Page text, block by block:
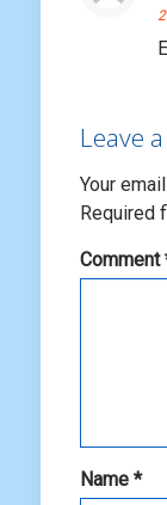
Leave
Your
Required
Comment
Name *